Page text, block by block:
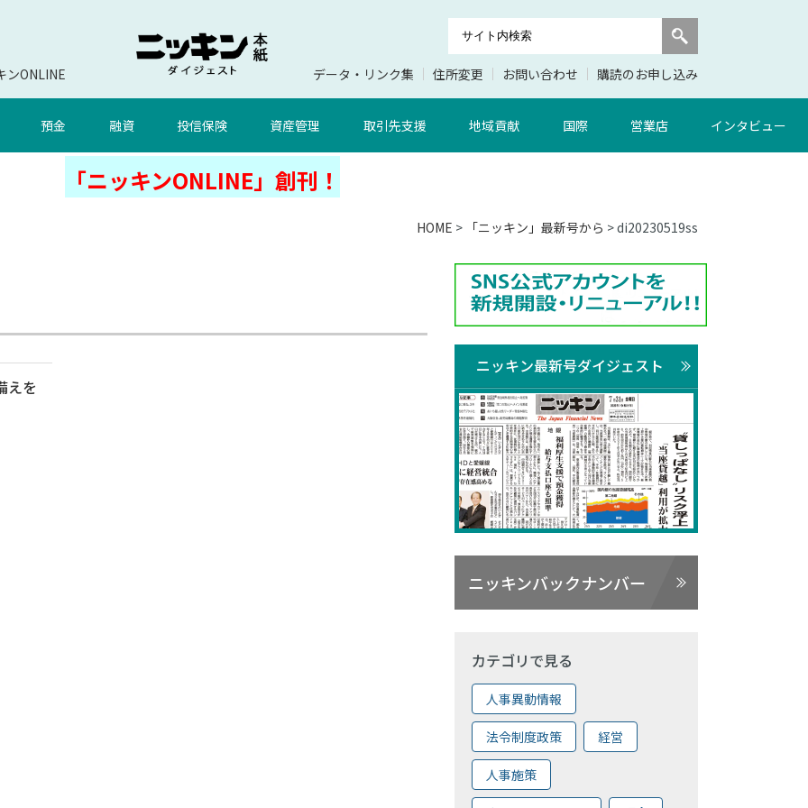
ンONLINE データ・リンク集 住所変更 お問い合わせ 購読のお申し込み
預金 融資 投信保険 資産管理 取引先支援 地域貢献 国際 営業店 インタビュー
「ニッキンONLINE」創刊！
HOME > 「ニッキン」最新号から > di20230519ss
えを
ニッキン最新号ダイジェスト
ニッキンバックナンバー
カテゴリで見る
人事異動情報
法令制度政策 経営
人事施策